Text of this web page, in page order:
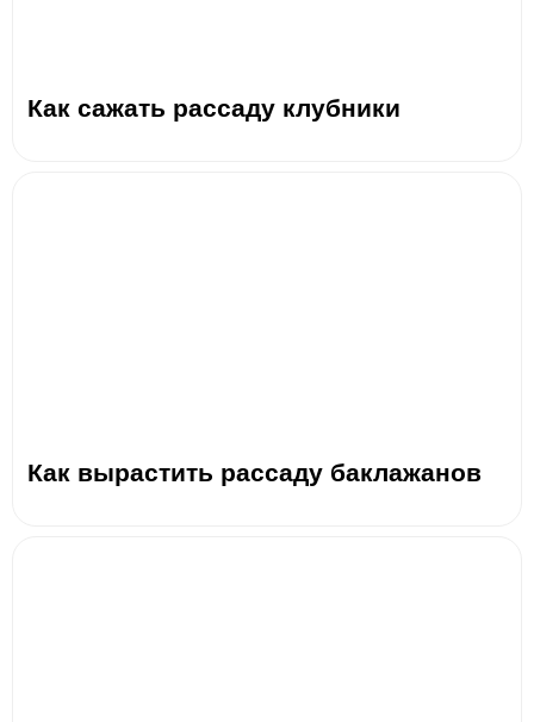
Как сажать рассаду клубники
Как вырастить рассаду баклажанов